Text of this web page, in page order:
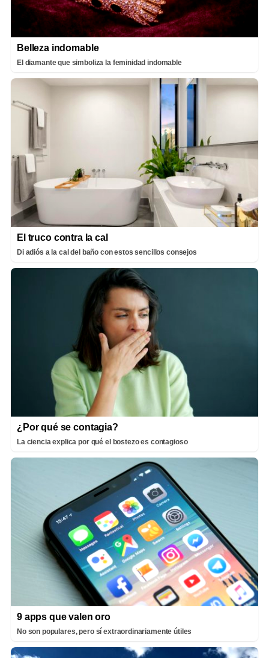
Belleza indomable
El diamante que simboliza la feminidad indomable
El truco contra la cal
Di adiós a la cal del baño con estos sencillos consejos
¿Por qué se contagia?
La ciencia explica por qué el bostezo es contagioso
9 apps que valen oro
No son populares, pero sí extraordinariamente útiles